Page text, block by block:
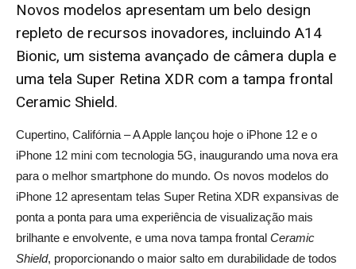
Novos modelos apresentam um belo design
repleto de recursos inovadores, incluindo A14
Bionic, um sistema avançado de câmera dupla e
uma tela Super Retina XDR com a tampa frontal
Ceramic Shield.
Cupertino, Califórnia – A Apple lançou hoje o iPhone 12 e o
iPhone 12 mini com tecnologia 5G, inaugurando uma nova era
para o melhor smartphone do mundo. Os novos modelos do
iPhone 12 apresentam telas Super Retina XDR expansivas de
ponta a ponta para uma experiência de visualização mais
brilhante e envolvente, e uma nova tampa frontal Ceramic
Shield, proporcionando o maior salto em durabilidade de todos